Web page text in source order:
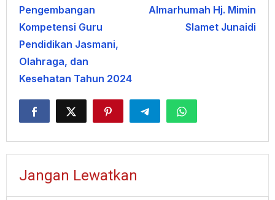
Pengembangan
Kompetensi Guru
Pendidikan Jasmani,
Olahraga, dan
Kesehatan Tahun 2024
Almarhumah Hj. Mimin
Slamet Junaidi
Jangan Lewatkan